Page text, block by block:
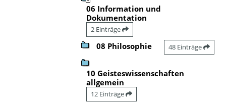
06 Information und
Dokumentation
2 Einträge
08 Philosophie 48 Einträge
10 Geisteswissenschaften
allgemein
12 Einträge